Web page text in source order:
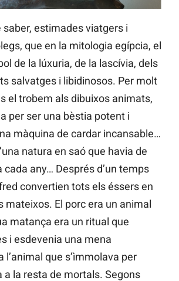
saber, estimades viatgers i
que en la mitologia egípcia, el
de la lúxuria, de la lascívia, dels
salvatges i libidinosos. Per molt
el trobem als dibuixos animats,
per ser una bèstia potent i
màquina de cardar incansable…
natura en saó que havia de
cada any… Després d’un temps
convertien tots els éssers en
mateixos. El porc era un animal
matança era un ritual que
i esdevenia una mena
l’animal que s’ìmmolava per
a la resta de mortals. Segons